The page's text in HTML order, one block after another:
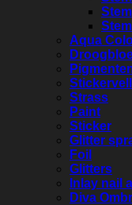
Aqua
Strass
Paint
Sticker
Glitter
Foil
Glitters
Inlay nail
Diva